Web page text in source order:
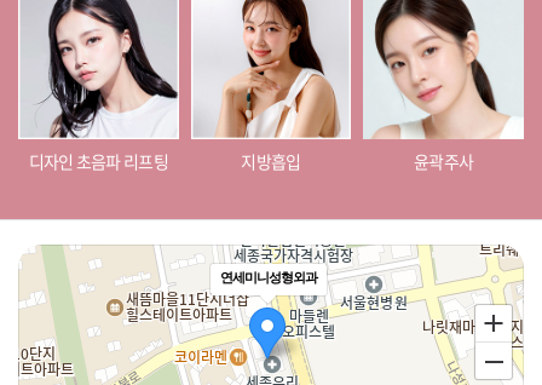
디자인 초음파 리프팅 지방흡입 윤곽주사
연세미니성형외과